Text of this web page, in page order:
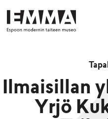
Ilmaisillan
Yrjö